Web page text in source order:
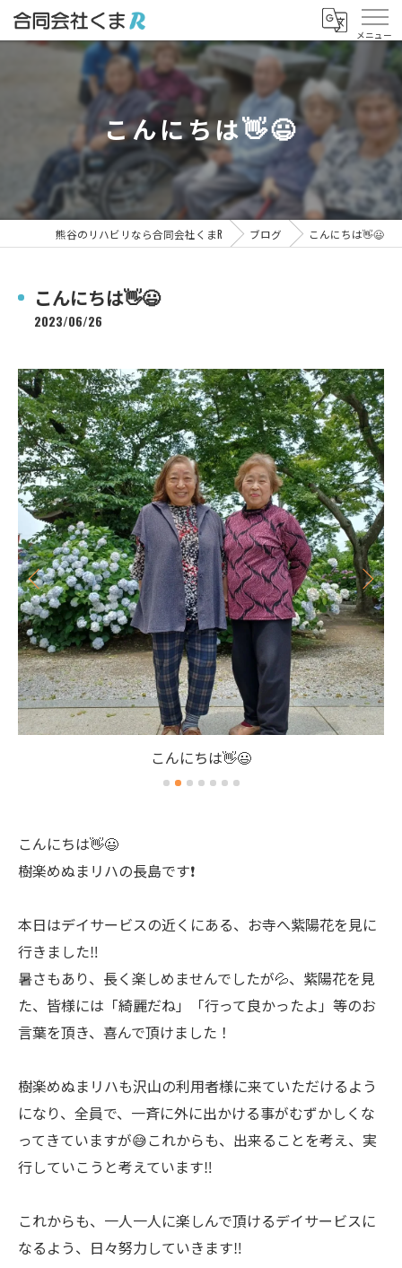
こんにちは👋😃
熊谷のリハビリなら合同会社くまR ブログ こんにちは👋😃
こんにちは👋😃
2023/06/26
こんにちは👋😃
こんにちは👋😃
樹楽めぬまリハの長島です❗
本日はデイサービスの近くにある、お寺へ紫陽花を見に
行きました‼️
暑さもあり、長く楽しめませんでしたが💦、紫陽花を見
た、皆様には「綺麗だね」「行って良かったよ」等のお
言葉を頂き、喜んで頂けました！
樹楽めぬまリハも沢山の利用者様に来ていただけるよう
になり、全員で、一斉に外に出かける事がむずかしくな
ってきていますが😅これからも、出来ることを考え、実
行していこうと考えています‼️
これからも、一人一人に楽しんで頂けるデイサービスに
なるよう、日々努力していきます‼️